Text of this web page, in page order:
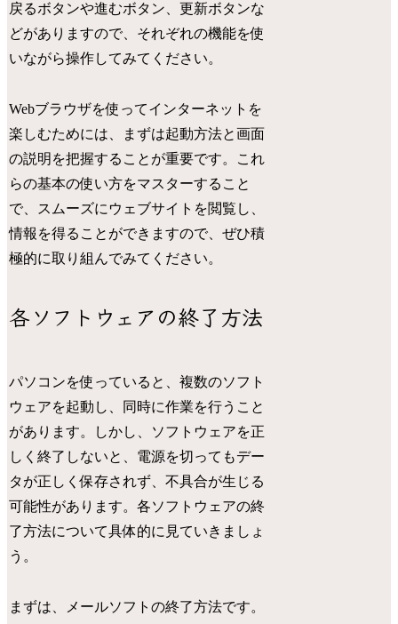
戻るボタンや進むボタン、更新ボタンな
どがありますので、それぞれの機能を使
いながら操作してみてください。
Webブラウザを使ってインターネットを
楽しむためには、まずは起動方法と画面
の説明を把握することが重要です。これ
らの基本の使い方をマスターすること
で、スムーズにウェブサイトを閲覧し、
情報を得ることができますので、ぜひ積
極的に取り組んでみてください。
各ソフトウェアの終了方法
パソコンを使っていると、複数のソフト
ウェアを起動し、同時に作業を行うこと
があります。しかし、ソフトウェアを正
しく終了しないと、電源を切ってもデー
タが正しく保存されず、不具合が生じる
可能性があります。各ソフトウェアの終
了方法について具体的に見ていきましょ
う。
まずは、メールソフトの終了方法です。